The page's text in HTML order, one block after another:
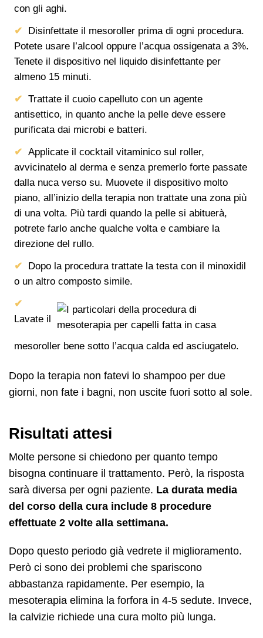
con gli aghi.
Disinfettate il mesoroller prima di ogni procedura.
Potete usare l’alcool oppure l’acqua ossigenata a 3%.
Tenete il dispositivo nel liquido disinfettante per
almeno 15 minuti.
Trattate il cuoio capelluto con un agente
antisettico, in quanto anche la pelle deve essere
purificata dai microbi e batteri.
Applicate il cocktail vitaminico sul roller,
avvicinatelo al derma e senza premerlo forte passate
dalla nuca verso su. Muovete il dispositivo molto
piano, all’inizio della terapia non trattate una zona più
di una volta. Più tardi quando la pelle si abituerà,
potrete farlo anche qualche volta e cambiare la
direzione del rullo.
Dopo la procedura trattate la testa con il minoxidil
o un altro composto simile.
Lavate il
mesoroller bene sotto l’acqua calda ed asciugatelo.
Dopo la terapia non fatevi lo shampoo per due
giorni, non fate i bagni, non uscite fuori sotto al sole.
Risultati attesi
Molte persone si chiedono per quanto tempo
bisogna continuare il trattamento. Però, la risposta
sarà diversa per ogni paziente. La durata media
del corso della cura include 8 procedure
effettuate 2 volte alla settimana.
Dopo questo periodo già vedrete il miglioramento.
Però ci sono dei problemi che spariscono
abbastanza rapidamente. Per esempio, la
mesoterapia elimina la forfora in 4-5 sedute. Invece,
la calvizie richiede una cura molto più lunga.